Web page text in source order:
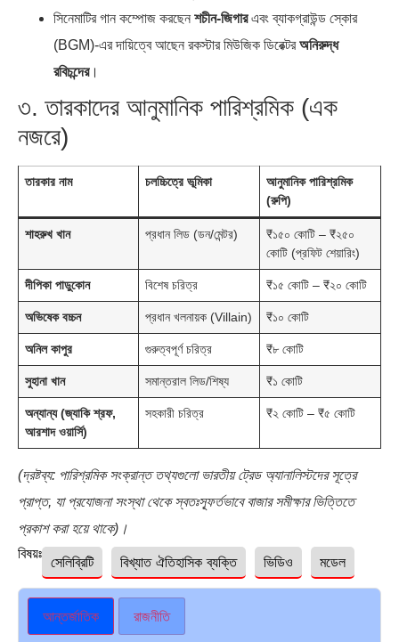
সিনেমাটির গান কম্পোজ করছেন শচীন-জিগারএবং ব্যাকগ্রাউন্ড স্কোর
(BGM)-এর দায়িত্বে আছেন রকস্টার মিউজিক ডিরেক্টরঅনিরুদ্ধ
রবিচন্দের।
৩. তারকাদের আনুমানিক পারিশ্রমিক (এক
নজরে)
তারকার নাম চলচ্চিত্রে ভূমিকা
আনুমানিক পারিশ্রমিক
(রুপি)
শাহরুখ খান প্রধান লিড (ডন/মেন্টর)
₹১৫০ কোটি – ₹২৫০
কোটি (প্রফিট শেয়ারিং)
দীপিকা পাড়ুকোন বিশেষ চরিত্র ₹১৫ কোটি – ₹২০ কোটি
অভিষেক বচ্চন প্রধান খলনায়ক (Villain) ₹১০ কোটি
অনিল কাপুর গুরুত্বপূর্ণ চরিত্র ₹৮ কোটি
সুহানা খান সমান্তরাল লিড/শিষ্য ₹১ কোটি
অন্যান্য (জ্যাকি শ্রফ,
আরশাদ ওয়ার্সি)
সহকারী চরিত্র ₹২ কোটি – ₹৫ কোটি
(দ্রষ্টব্য: পারিশ্রমিক সংক্রান্ত তথ্যগুলো ভারতীয় ট্রেড অ্যানালিস্টদের সূত্রে
প্রাপ্ত, যা প্রযোজনা সংস্থা থেকে স্বতঃস্ফূর্তভাবে বাজার সমীক্ষার ভিত্তিতে
প্রকাশ করা হয়ে থাকে)।
বিষয়ঃ সেলিব্রিটি বিখ্যাত ঐতিহাসিক ব্যক্তি ভিডিও মডেল
আন্তর্জাতিক রাজনীতি